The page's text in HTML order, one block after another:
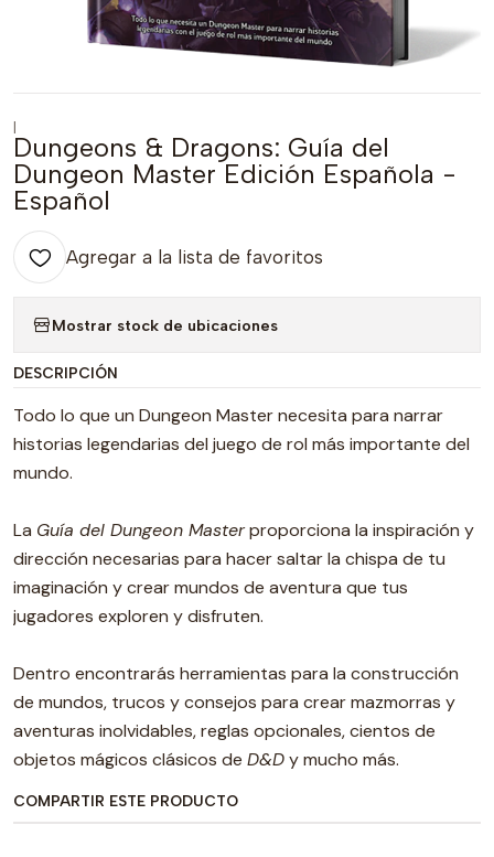
|
Dungeons & Dragons: Guía del
Dungeon Master Edición Española -
Español
Agregar a la lista de favoritos
Mostrar stock de ubicaciones
DESCRIPCIÓN
Todo lo que un Dungeon Master necesita para narrar
historias legendarias del juego de rol más importante del
mundo.
La Guía del Dungeon Masterproporciona la inspiración y
dirección necesarias para hacer saltar la chispa de tu
imaginación y crear mundos de aventura que tus
jugadores exploren y disfruten.
Dentro encontrarás herramientas para la construcción
de mundos, trucos y consejos para crear mazmorras y
aventuras inolvidables, reglas opcionales, cientos de
objetos mágicos clásicos de D&Dy mucho más.
COMPARTIR ESTE PRODUCTO